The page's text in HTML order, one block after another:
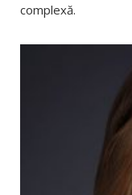
complexă.